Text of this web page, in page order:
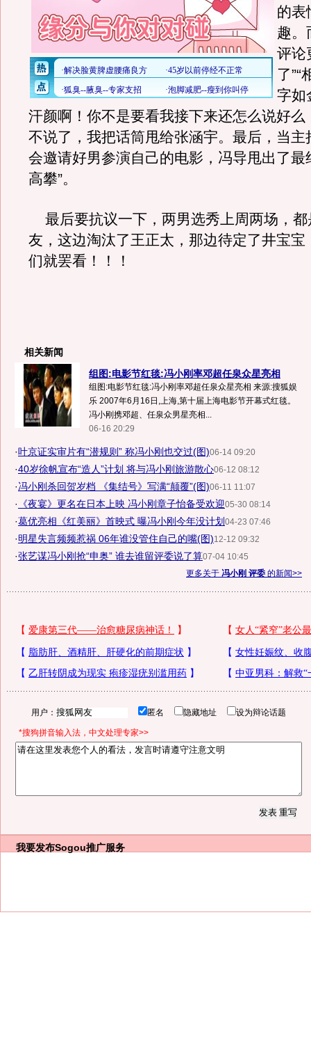
的表
趣。
评论
了”“
字如
汗颜啊！你不是要看我接下来还怎么说好么
不说了，我把话筒甩给张涵宇。最后，当主
会邀请好男参演自己的电影，冯导甩出了最
高攀”。
最后要抗议一下，两男选秀上周两场，都
友，这边淘汰了王正太，那边待定了井宝宝
们就罢看！！！
相关新闻
组图:电影节红毯:冯小刚率邓超任泉众星亮相
组图:电影节红毯:冯小刚率邓超任泉众星亮相 来源:搜狐娱
乐 2007年6月16日,上海,第十届上海电影节开幕式红毯。
冯小刚携邓超、任泉众男星亮相...
06-16 20:29
·叶京证实审片有“潜规则” 称冯小刚也交过(图)06-14 09:20
·40岁徐帆宣布“造人”计划 将与冯小刚旅游散心06-12 08:12
·冯小刚杀回贺岁档 《集结号》写满“颠覆”(图)06-11 11:07
· 《夜宴》更名在日本上映 冯小刚章子怡备受欢迎05-30 08:14
·葛优亮相《红美丽》首映式 曝冯小刚今年没计划 04-23 07:46
·明星失言频频惹祸 06年谁没管住自己的嘴(图)12-12 09:32
·张艺谋冯小刚抢“申奥” 谁去谁留评委说了算07-04 10:45
更多关于 冯小刚 评委 的新闻>>
用户： 匿名 隐藏地址 设为辩论话题
*搜狗拼音输入法，中文处理专家>>
我要发布Sogou推广服务